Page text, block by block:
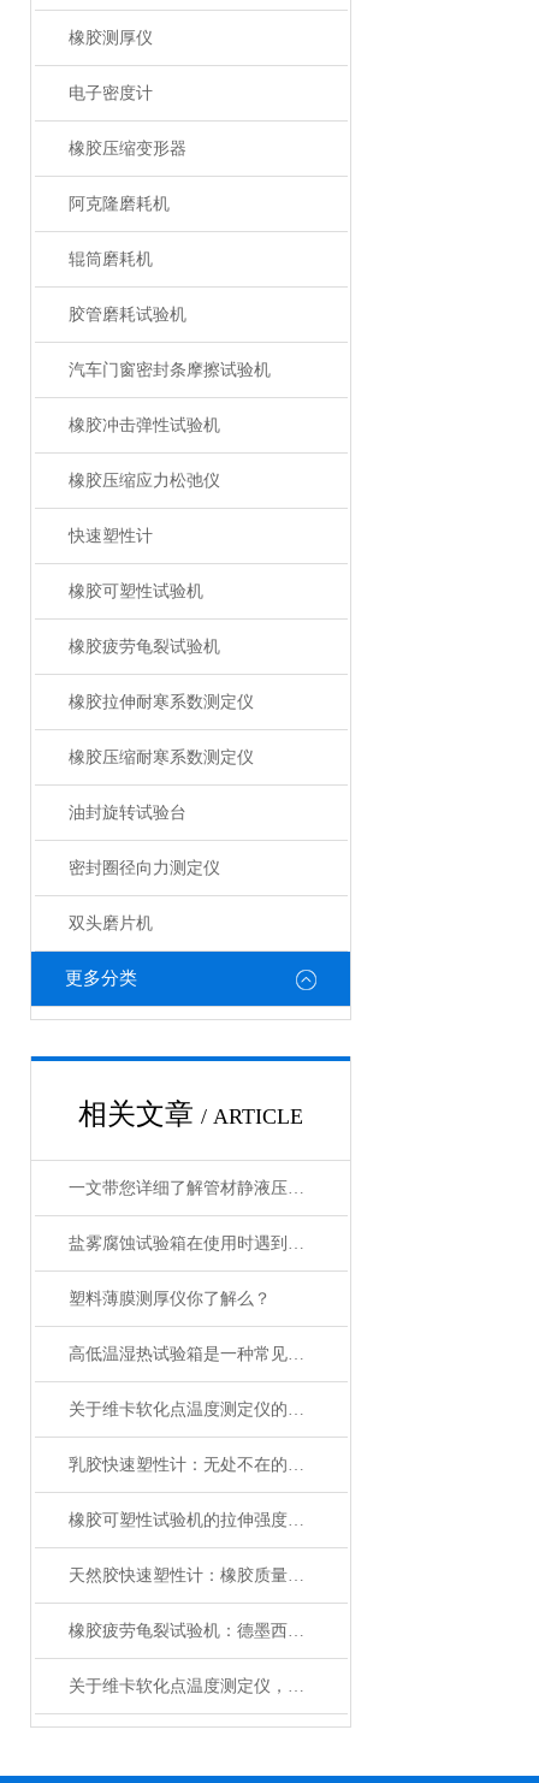
橡胶测厚仪
电子密度计
橡胶压缩变形器
阿克隆磨耗机
辊筒磨耗机
胶管磨耗试验机
汽车门窗密封条摩擦试验机
橡胶冲击弹性试验机
橡胶压缩应力松弛仪
快速塑性计
橡胶可塑性试验机
橡胶疲劳龟裂试验机
橡胶拉伸耐寒系数测定仪
橡胶压缩耐寒系数测定仪
油封旋转试验台
密封圈径向力测定仪
双头磨片机
更多分类
相关文章 / ARTICLE
一文带您详细了解管材静液压爆破试验机
盐雾腐蚀试验箱在使用时遇到以下故障应该怎么解决？
塑料薄膜测厚仪你了解么？
高低温湿热试验箱是一种常见的环境测试设备
关于维卡软化点温度测定仪的相关知识点介绍
乳胶快速塑性计：无处不在的精准测量利器
橡胶可塑性试验机的拉伸强度与什么有关？
天然胶快速塑性计：橡胶质量检测的关键利器
橡胶疲劳龟裂试验机：德墨西亚屈挠原理与硫化橡胶抗疲劳性能测试解析
关于维卡软化点温度测定仪，三分钟您就懂